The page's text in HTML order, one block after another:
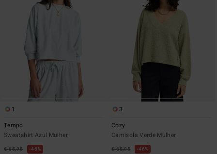
1
Tempo
Sweatshirt Azul Mulher
€ 65,95 46%
3
Cozy
Camisola Verde Mulher
€ 65,95 46%